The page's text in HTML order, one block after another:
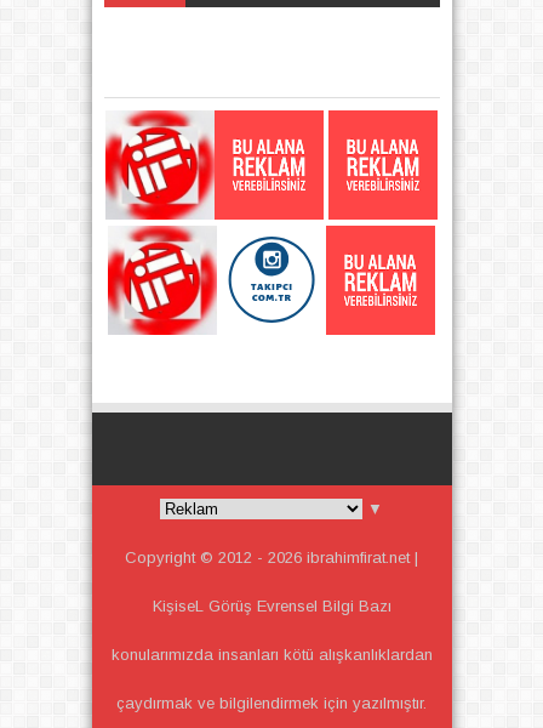
▼
Copyright © 2012 - 2026 ibrahimfirat.net |
KişiseL Görüş Evrensel Bilgi Bazı
konularımızda insanları kötü alışkanlıklardan
çaydırmak ve bilgilendirmek için yazılmıştır.